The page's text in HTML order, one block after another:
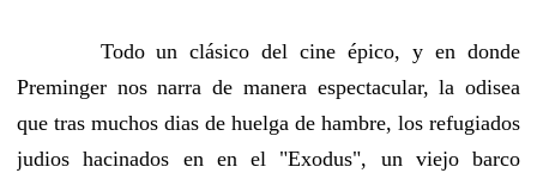
Todo un clásico del cine épico, y en donde
Preminger nos narra de manera espectacular, la odisea
que tras muchos dias de huelga de hambre, los refugiados
judios hacinados en en el "Exodus", un viejo barco